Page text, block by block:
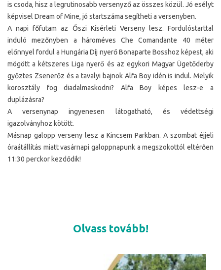
is csoda, hisz a legrutinosabb versenyző az összes közül. Jó esélyt
képvisel Dream of Mine, jó startszáma segítheti a versenyben.
A napi főfutam az Őszi Kísérleti Verseny lesz. Fordulóstarttal
induló mezőnyben a hároméves Che Comandante 40 méter
előnnyel fordul a Hungária Díj nyerő Bonaparte Bosshoz képest, aki
mögött a kétszeres Liga nyerő és az egykori Magyar Ügetőderby
győztes Zsenerőz és a tavalyi bajnok Alfa Boy idén is indul. Melyik
korosztály fog diadalmaskodni? Alfa Boy képes lesz-e a
duplázásra?
A versenynap ingyenesen látogatható, és védettségi
igazolványhoz kötött.
Másnap galopp verseny lesz a Kincsem Parkban. A szombat éjjeli
óraátállítás miatt vasárnapi galoppnapunk a megszokottól eltérően
11:30 perckor kezdődik!
Olvass tovább!